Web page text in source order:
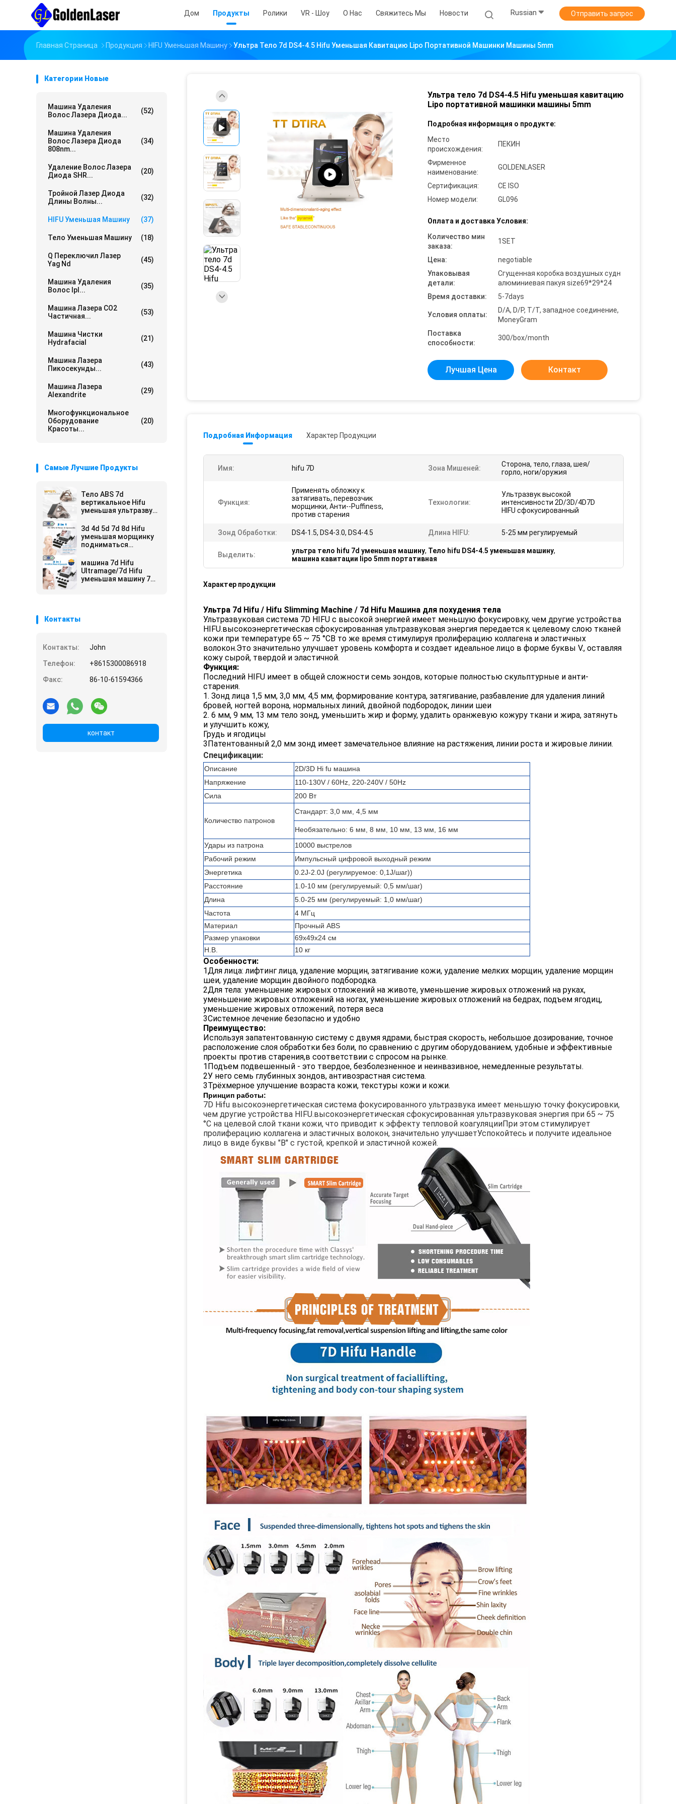
Дом Продукты Ролики VR - Шоу О Нас Свяжитесь Мы Новости Russian Отправить запрос
Главная Страница Продукция HIFU Уменьшая Машину Ультра Тело 7d DS4-4.5 Hifu Уменьшая Кавитацию Lipo Портативной Машинки Машины 5mm
Категории Новые
Машина Удаления
Волос Лазера Диода...
(52)
Машина Удаления
Волос Лазера Диода
808nm...
(34)
Удаление Волос Лазера
Диода SHR...
(20)
Тройной Лазер Диода
Длины Волны...
(32)
HIFU Уменьшая Машину (37)
Тело Уменьшая Машину (18)
Q Переключил Лазер
Yag Nd
(45)
Машина Удаления
Волос Ipl...
(35)
Машина Лазера СО2
Частичная...
(53)
Машина Чистки
Hydrafacial
(21)
Машина Лазера
Пикосекунды...
(43)
Машина Лазера
Alexandrite
(29)
Многофункциональное
Оборудование
Красоты...
(20)
Самые Лучшие Продукты
Тело ABS 7d
вертикальное Hifu
уменьшая ультразвук
сфокусированный
Высоко-
интенсивностью
3d 4d 5d 7d 8d Hifu
уменьшая морщинку
подниматься
анти-
машина 7d Hifu
Ultramage/7d Hifu
уменьшая машину 7d
Контакты
Контакты:
John
Телефон:
+8615300086918
Факс:
86-10-61594366
контакт
Ультра тело 7d DS4-4.5 Hifu уменьшая кавитацию
Lipo портативной машинки машины 5mm
Подробная информация о продукте:
Место
происхождения:
ПЕКИН
Фирменное
наименование:
GOLDENLASER
Сертификация:
CE ISO
Номер модели:
GL096
Оплата и доставка Условия:
Количество мин
заказа:
1SET
Цена:
negotiable
Упаковывая
детали:
Сгущенная коробка воздушных судн
алюминиевая пакуя size69*29*24
Время доставки:
5-7days
Условия оплаты:
D/A, D/P, T/T, западное соединение,
MoneyGram
Поставка
способности:
300/box/month
Лучшая Цена Контакт
Подробная Информация Характер Продукции
Имя: hifu 7D Зона Мишеней:
Сторона, тело, глаза, шея/
горло, ноги/оружия
Функция:
Применять обложку к
затягивать, перевозчик
морщинки, Анти--Puffiness,
против старения
Технологии:
Ультразвук высокой
интенсивности 2D/3D/4D7D
HIFU сфокусированный
Зонд Обработки: DS4-1.5, DS4-3.0, DS4-4.5 Длина HIFU: 5-25 мм регулируемый
Выделить: ультра тело hifu 7d уменьшая машину, Тело hifu DS4-4.5 уменьшая машину,
машина кавитации lipo 5mm портативная
Характер продукции
Ультра 7d Hifu / Hifu Slimming Machine / 7d Hifu Машина для похудения тела
Ультразвуковая система 7D HIFU с высокой энергией имеет меньшую фокусировку, чем другие устройства
HIFU.высокоэнергетическая сфокусированная ультразвуковая энергия передается к целевому слою тканей
кожи при температуре 65 ~ 75 °CВ то же время стимулируя пролиферацию коллагена и эластичных
волокон.Это значительно улучшает уровень комфорта и создает идеальное лицо в форме буквы V., оставляя
кожу сырой, твердой и эластичной.
Функция:
Последний HIFU имеет в общей сложности семь зондов, которые полностью скульптурные и анти-
старения.
1. Зонд лица 1,5 мм, 3,0 мм, 4,5 мм, формирование контура, затягивание, разбавление для удаления линий
бровей, ногтей ворона, нормальных линий, двойной подбородок, линии шеи
2. 6 мм, 9 мм, 13 мм тело зонд, уменьшить жир и форму, удалить оранжевую кожуру ткани и жира, затянуть
и улучшить кожу,
Грудь и ягодицы
3Патентованный 2,0 мм зонд имеет замечательное влияние на растяжения, линии роста и жировые линии.
Спецификации:
Описание
2D/3D Hi fu машина
Напряжение
110-130V / 60Hz, 220-240V / 50Hz
Сила
200 Вт
Количество патронов
Стандарт: 3,0 мм, 4,5 мм
Необязательно: 6 мм, 8 мм, 10 мм, 13 мм, 16 мм
Удары из патрона
10000 выстрелов
Рабочий режим
Импульсный цифровой выходный режим
Энергетика
0.2J-2.0J (регулируемое: 0,1J/шаг))
Расстояние
1.0-10 мм (регулируемый: 0,5 мм/шаг)
Длина
5.0-25 мм (регулируемый: 1,0 мм/шаг)
Частота
4 МГц
Материал
Прочный ABS
Размер упаковки
69х49х24 см
Н.В.
10 кг
Особенности:
1Для лица: лифтинг лица, удаление морщин, затягивание кожи, удаление мелких морщин, удаление морщин
шеи, удаление морщин двойного подбородка.
2Для тела: уменьшение жировых отложений на животе, уменьшение жировых отложений на руках,
уменьшение жировых отложений на ногах, уменьшение жировых отложений на бедрах, подъем ягодиц,
уменьшение жировых отложений, потеря веса
3Системное лечение безопасно и удобно
Преимущество:
Используя запатентованную систему с двумя ядрами, быстрая скорость, небольшое дозирование, точное
расположение слоя обработки без боли, по сравнению с другим оборудованием, удобные и эффективные
проекты против старения,в соответствии с спросом на рынке.
1Подъем подвешенный - это твердое, безболезненное и неинвазивное, немедленные результаты.
2У него семь глубинных зондов, антивозрастная система.
3Трёхмерное улучшение возраста кожи, текстуры кожи и кожи.
Принцип работы:
7D Hifu высокоэнергетическая система фокусированного ультразвука имеет меньшую точку фокусировки,
чем другие устройства HIFU.высокоэнергетическая сфокусированная ультразвуковая энергия при 65 ~ 75
°C на целевой слой ткани кожи, что приводит к эффекту тепловой коагуляцииПри этом стимулирует
пролиферацию коллагена и эластичных волокон, значительно улучшаетУспокойтесь и получите идеальное
лицо в виде буквы "В" с густой, крепкой и эластичной кожей.